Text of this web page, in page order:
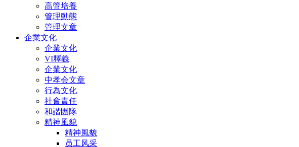
高管培養
管理動態
管理文章
企業文化
企業文化
VI釋義
企業文化
中孝会文章
行為文化
社會責任
和諧團隊
精神風貌
精神風貌
员工风采